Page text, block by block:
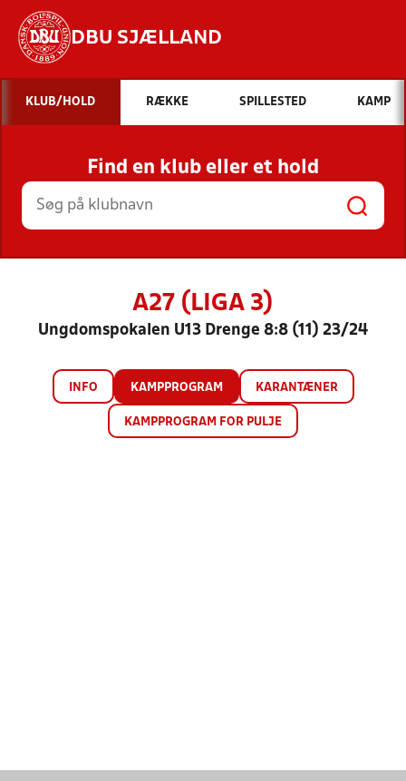
DBU SJÆLLAND
Hvad vil du søge efter?
INDHOLD OG NYHEDER
STILLINGER, RESULTATER, KLUBBER OG
HOLD
KLUB/HOLD RÆKKE SPILLESTED KAMP
Find en klub eller et hold
A27 (LIGA 3)
Ungdomspokalen U13 Drenge 8:8 (11) 23/24
INFO KAMPPROGRAM KARANTÆNER
KAMPPROGRAM FOR PULJE